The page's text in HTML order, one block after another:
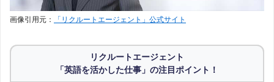
dodaエージェントサービス
画像引用元： 「リクルートエージェント」公式サイト
リクルートエージェント
「英語を活かした仕事」の注目ポイント！